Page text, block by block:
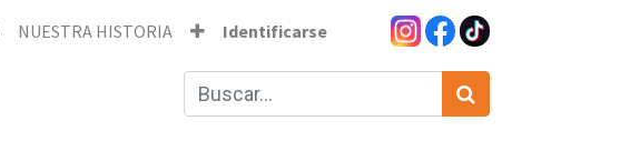
NUESTRA HISTORIA Identificarse